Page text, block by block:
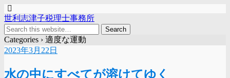
世利志津子税理士事務所
Categories › 適度な運動
2023年3月22日
水の中にすべてが溶けてゆく